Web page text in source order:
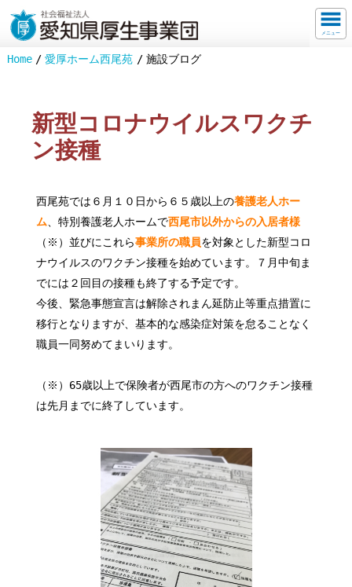
メニュー
Home 愛厚ホーム西尾苑 施設ブログ
新型コロナウイルスワクチ
ン接種
西尾苑では６月１０日から６５歳以上の養護老人ホー
ム 、特別養護老人ホームで西尾市以外からの入居者様
（※）並びにこれら事業所の職員を対象とした新型コロ
ナウイルスのワクチン接種を始めています。７月中旬ま
でには２回目の接種も終了する予定です。
今後、緊急事態宣言は解除されまん延防止等重点措置に
移行となりますが、基本的な感染症対策を怠ることなく
職員一同努めてまいります。
（※）65歳以上で保険者が西尾市の方へのワクチン接種
は先月までに終了しています。